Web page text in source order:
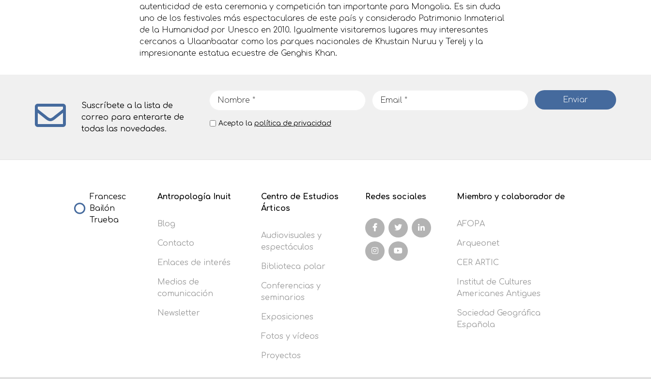
autenticidad de esta ceremonia y competición tan importante para Mongolia. Es sin duda
uno de los festivales más espectaculares de este país y considerado Patrimonio Inmaterial
de la Humanidad por Unesco en 2010. Igualmente visitaremos lugares muy interesantes
cercanos a Ulaanbaatar como los parques nacionales de Khustain Nuruu y Terelj y la
impresionante estatua ecuestre de Genghis Khan.
Suscríbete a la lista de
correo para enterarte de
todas las novedades.
Acepto la política de privacidad
Francesc
Bailón
Trueba
Antropología Inuit
Blog
Contacto
Enlaces de interés
Medios de
comunicación
Newsletter
Centro de Estudios
Árticos
Audiovisuales y
espectáculos
Biblioteca polar
Conferencias y
seminarios
Exposiciones
Fotos y vídeos
Proyectos
Redes sociales Miembro y colaborador de
AFOPA
Arqueonet
CER ARTIC
Institut de Cultures
Americanes Antigues
Sociedad Geográfica
Española